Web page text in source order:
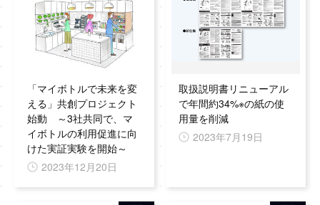
「マイボトルで未来を変
える」共創プロジェクト
始動 ～3社共同で、マ
イボトルの利用促進に向
けた実証実験を開始～
2023年12月20日
取扱説明書リニューアル
で年間約34%※の紙の使
用量を削減
2023年7月19日